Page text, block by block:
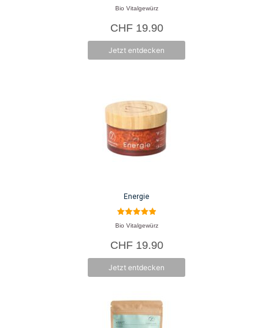
5.00
von 5
Bio Vitalgewürz
CHF19.90
Jetzt entdecken
Energie
5.00
von 5
Bio Vitalgewürz
CHF19.90
Jetzt entdecken